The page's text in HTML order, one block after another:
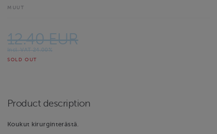
MUUT
12.40 EUR
Incl. VAT 24.00%
SOLD OUT
Product description
Koukut kirurginterästä.